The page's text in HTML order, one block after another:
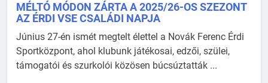
MÉLTÓ MÓDON ZÁRTA A 2025/26-OS SZEZONT
AZ ÉRDI VSE CSALÁDI NAPJA
Június 27-én ismét megtelt élettel a Novák Ferenc Érdi
Sportközpont, ahol klubunk játékosai, edzői, szülei,
támogatói és szurkolói közösen búcsúztatták ...